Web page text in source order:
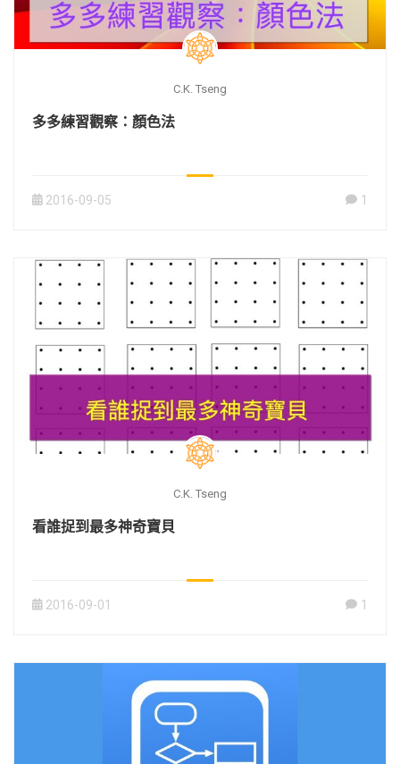
C.K. Tseng
多多練習觀察：顏色法
2016-09-05 1
C.K. Tseng
看誰捉到最多神奇寶貝
2016-09-01 1